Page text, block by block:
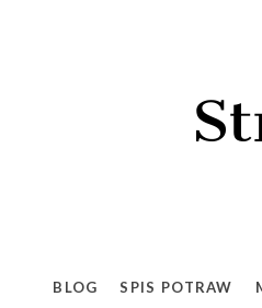
BLOG SPIS POTRAW